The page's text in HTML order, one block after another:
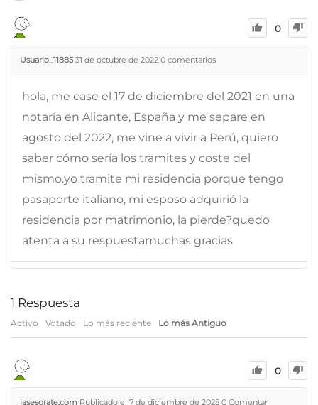
0
Usuario_11885 31 de octubre de 2022 0 comentarios
hola, me case el 17 de diciembre del 2021 en una
notaría en Alicante, España y me separe en
agosto del 2022, me vine a vivir a Perú, quiero
saber cómo sería los tramites y coste del
mismo.yo tramite mi residencia porque tengo
pasaporte italiano, mi esposo adquirió la
residencia por matrimonio, la pierde?quedo
atenta a su respuestamuchas gracias
1 Respuesta
Activo Votado Lo más reciente Lo más Antiguo
0
iasesorate.com Publicado el 7 de diciembre de 2025 0 Comentar